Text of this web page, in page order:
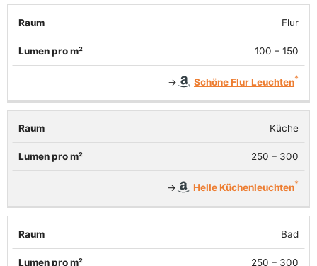
Flur
100 – 150
→ Schöne Flur Leuchten
Küche
250 – 300
→ Helle Küchenleuchten
Bad
250 – 300